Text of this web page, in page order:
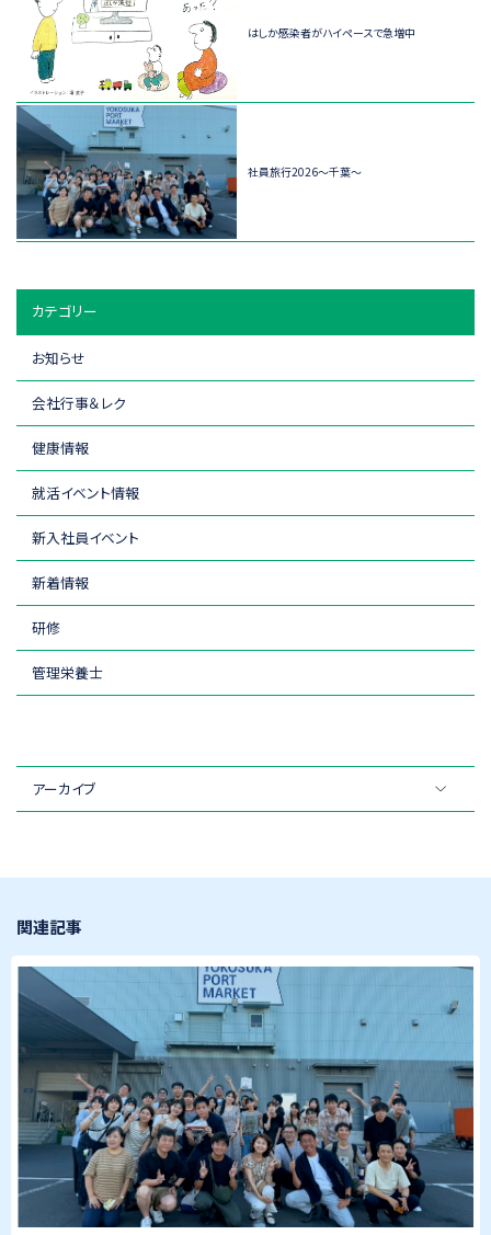
はしか感染者がハイペースで急増中
社員旅行2026～千葉～
カテゴリー
お知らせ
会社行事＆レク
健康情報
就活イベント情報
新入社員イベント
新着情報
研修
管理栄養士
アーカイブ
関連記事